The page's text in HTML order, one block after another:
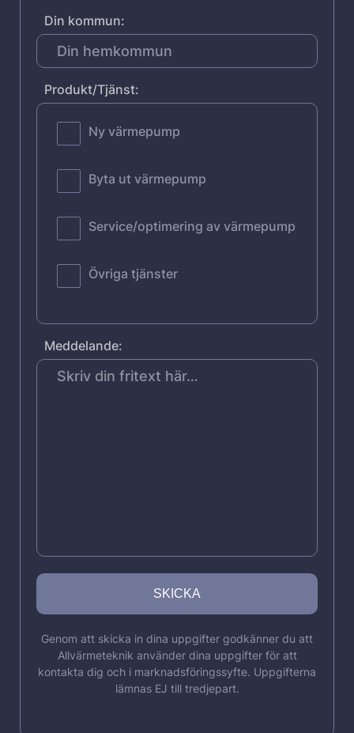
Din kommun:
Produkt/Tjänst:
Ny värmepump
Byta ut värmepump
Service/optimering av värmepump
Övriga tjänster
Meddelande:
Genom att skicka in dina uppgifter godkänner du att
Allvärmeteknik använder dina uppgifter för att
kontakta dig och i marknadsföringssyfte. Uppgifterna
lämnas EJ till tredjepart.